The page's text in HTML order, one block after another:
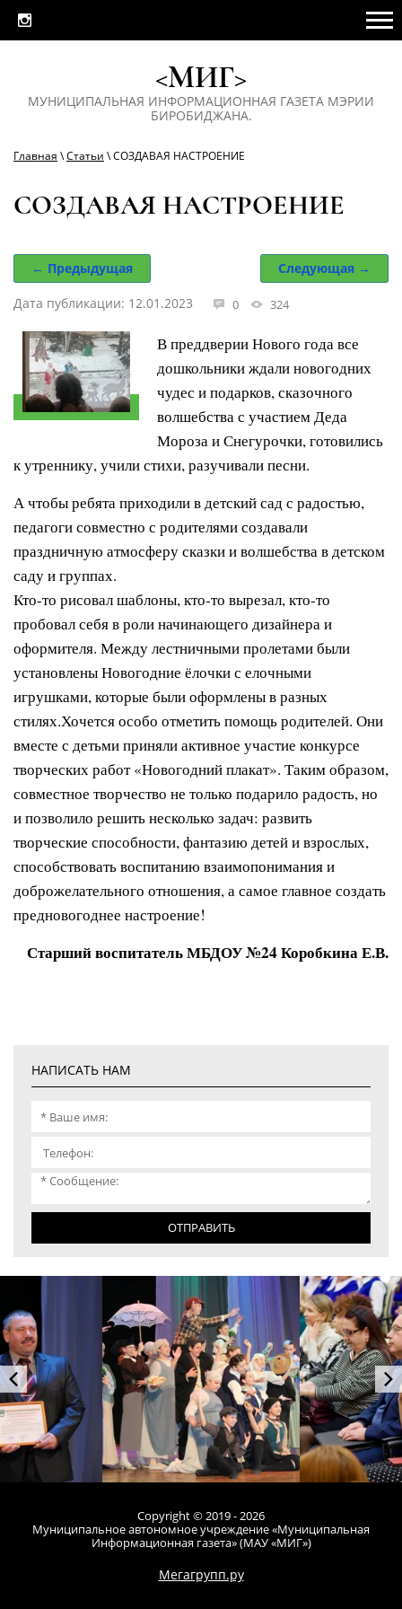
<МИГ>
МУНИЦИПАЛЬНАЯ ИНФОРМАЦИОННАЯ ГАЗЕТА МЭРИИ
БИРОБИДЖАНА.
Главная \Статьи \ СОЗДАВАЯ НАСТРОЕНИЕ
СОЗДАВАЯ НАСТРОЕНИЕ
← Предыдущая Следующая →
Дата публикации: 12.01.2023 0 324
В преддверии Нового года все
дошкольники ждали новогодних
чудес и подарков, сказочного
волшебства с участием Деда
Мороза и Снегурочки, готовились
к утреннику, учили стихи, разучивали песни.
А чтобы ребята приходили в детский сад с радостью,
педагоги совместно с родителями создавали
праздничную атмосферу сказки и волшебства в детском
саду и группах.
Кто-то рисовал шаблоны, кто-то вырезал, кто-то
пробовал себя в роли начинающего дизайнера и
оформителя. Между лестничными пролетами были
установлены Новогодние ёлочки с елочными
игрушками, которые были оформлены в разных
стилях.Хочется особо отметить помощь родителей. Они
вместе с детьми приняли активное участие конкурсе
творческих работ «Новогодний плакат». Таким образом,
совместное творчество не только подарило радость, но
и позволило решить несколько задач: развить
творческие способности, фантазию детей и взрослых,
способствовать воспитанию взаимопонимания и
доброжелательного отношения, а самое главное создать
предновогоднее настроение!
Старший воспитатель МБДОУ №24 Коробкина Е.В.
НАПИСАТЬ НАМ
ОТПРАВИТЬ
Copyright © 2019 - 2026
Муниципальное автономное учреждение «Муниципальная
Информационная газета» (МАУ «МИГ»)
Мегагрупп.ру